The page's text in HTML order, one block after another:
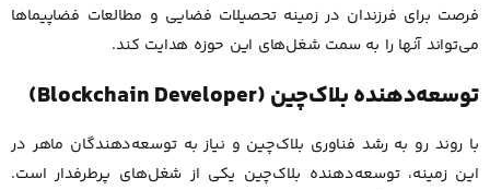
فرصت برای فرزندان در زمینه تحصیلات فضایی و مطالعات فضاپیماها
می‌تواند آنها را به سمت شغل‌های این حوزه هدایت کند.
توسعه‌دهنده بلاک‌چین (Blockchain Developer)
با روند رو به رشد فناوری بلاک‌چین و نیاز به توسعه‌دهندگان ماهر در
این زمینه، توسعه‌دهنده بلاک‌چین یکی از شغل‌های پرطرفدار است.